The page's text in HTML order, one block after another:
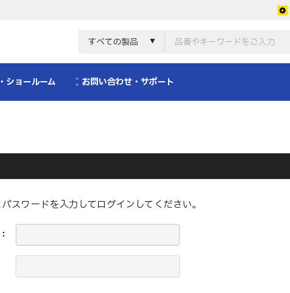
すべての製品
ショールーム お問い合わせ・サポート
スワードを入力してログインしてください。